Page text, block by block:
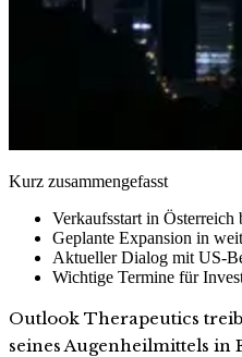
Kurz zusammengefasst
Verkaufsstart in Österreich
Geplante Expansion in
Aktueller Dialog mit US-
Wichtige Termine für
Outlook Therapeutics
seines Augenheilmittels in